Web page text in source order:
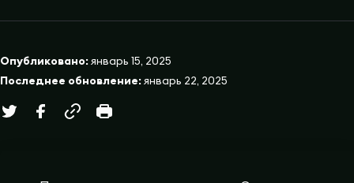
Опубликовано:январь 15, 2025
Последнее обновление:январь 22, 2025